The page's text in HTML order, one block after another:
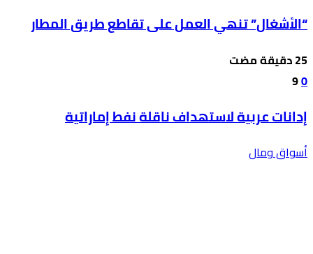
“الأشغال” تنهي العمل على تقاطع طريق المطار
0
9
إدانات عربية لاستهداف ناقلة نفط إماراتية
أسواق ومال